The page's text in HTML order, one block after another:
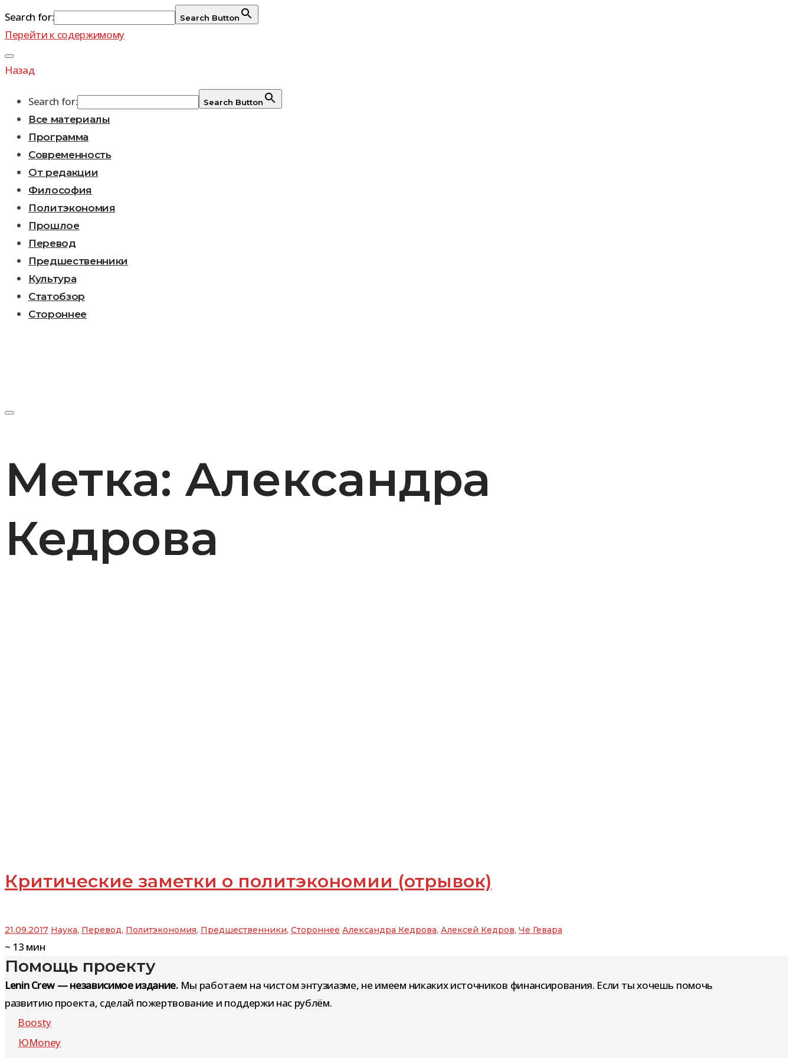
Search for: Search Button
Перейти к содержимому
Назад
Search for: Search Button
Все материалы
Программа
Современность
От редакции
Философия
Политэкономия
Прошлое
Перевод
Предшественники
Культура
Статобзор
Стороннее
Метка: Александра
Кедрова
Критические заметки о политэкономии (отрывок)
21.09.2017 Наука, Перевод, Политэкономия, Предшественники, Стороннее Александра Кедрова, Алексей Кедров, Че Гевара
~ 13 мин
Помощь проекту
Lenin Crew — независимое издание.Мы работаем на чистом энтузиазме, не имеем никаких источников финансирования. Если ты хочешь помочь
развитию проекта, сделай пожертвование и поддержи нас рублём.
Boosty
ЮMoney